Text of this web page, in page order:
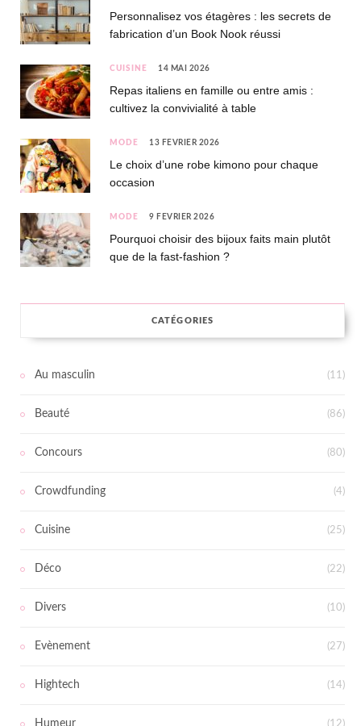
Personnalisez vos étagères : les secrets de
fabrication d’un Book Nook réussi
CUISINE 14 MAI 2026
Repas italiens en famille ou entre amis :
cultivez la convivialité à table
MODE 13 FÉVRIER 2026
Le choix d’une robe kimono pour chaque
occasion
MODE 9 FÉVRIER 2026
Pourquoi choisir des bijoux faits main plutôt
que de la fast-fashion ?
CATÉGORIES
Au masculin (11)
Beauté (86)
Concours (80)
Crowdfunding (4)
Cuisine (25)
Déco (22)
Divers (10)
Evènement (27)
Hightech (14)
Humeur